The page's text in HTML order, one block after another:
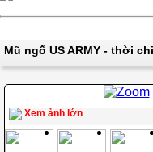
Mũ ngố US ARMY - thời
Xem ảnh lớn